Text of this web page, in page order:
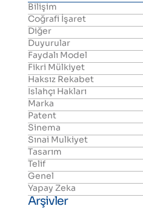
Bilişim
Coğrafi İşaret
Diğer
Duyurular
Faydalı Model
Fikri Mülkiyet
Haksız Rekabet
Islahçı Hakları
Marka
Patent
Sinema
Sınai Mulkiyet
Tasarım
Telif
Genel
Yapay Zeka
Arşivler